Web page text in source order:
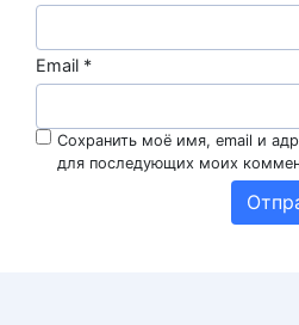
Email *
Сохранить моё имя, email и
для последующих моих